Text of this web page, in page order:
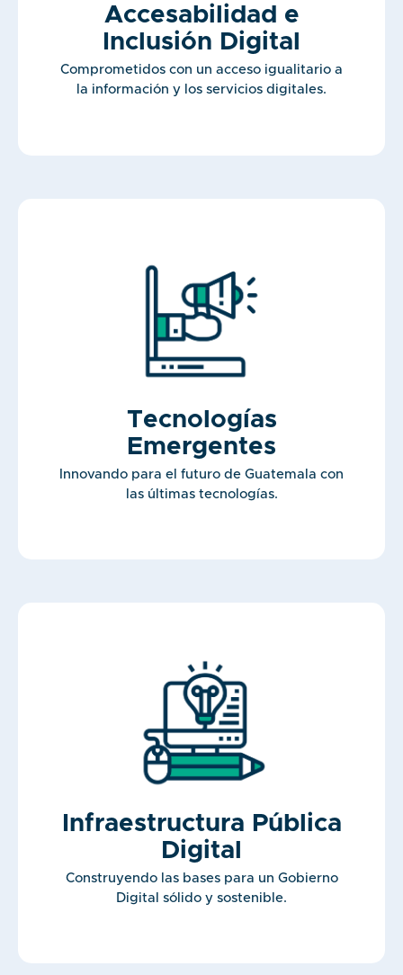
Accesabilidad e
Inclusión Digital
Comprometidos con un acceso igualitario a
la información y los servicios digitales.
Tecnologías
Emergentes
Innovando para el futuro de Guatemala con
las últimas tecnologías.
Infraestructura Pública
Digital
Construyendo las bases para un Gobierno
Digital sólido y sostenible.